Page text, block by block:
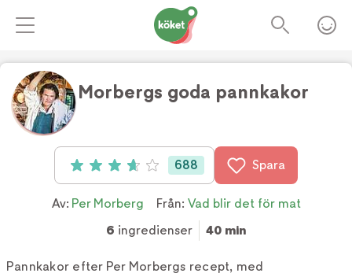
Per Morbergs goda pannkakor
Betyg: 3.7 av 5 (688 röster)
688 Spara
Av: Per Morberg Från: Vad blir det för mat
6 ingredienser 40 min
Pannkakor efter Per Morbergs recept, med